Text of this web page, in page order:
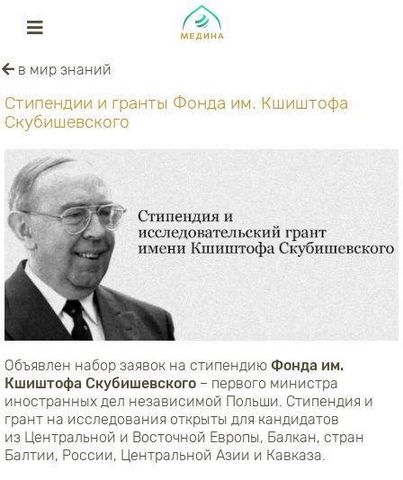
в мир знаний
Стипендии и гранты Фонда им. Кшиштофа
Скубишевского
Объявлен набор заявок на стипендию Фонда им.
Кшиштофа Скубишевского – первого министра
иностранных дел независимой Польши. Стипендия и
грант на исследования открыты для кандидатов
из Центральной и Восточной Европы, Балкан, стран
Балтии, России, Центральной Азии и Кавказа.